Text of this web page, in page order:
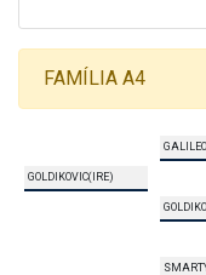
FAMÍLIA A4
GOLDIKOVIC(IRE)